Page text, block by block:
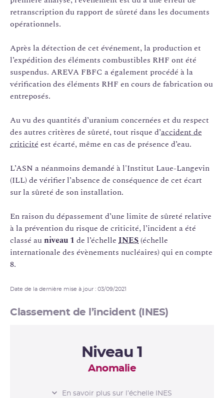
retranscription du rapport de sûreté dans les documents
opérationnels.
Après la détection de cet événement, la production et
l’expédition des éléments combustibles RHF ont été
suspendus. AREVA FBFC a également procédé à la
vérification des éléments RHF en cours de fabrication ou
entreposés.
Au vu des quantités d’uranium concernées et du respect
des autres critères de sûreté, tout risque d’accident de
criticité est écarté, même en cas de présence d’eau.
L’ASN a néanmoins demandé à l'Institut Laue-Langevin
(ILL) de vérifier l’absence de conséquence de cet écart
sur la sûreté de son installation.
En raison du dépassement d’une limite de sûreté relative
à la prévention du risque de criticité, l’incident a été
classé auniveau 1 de l’échelle INES (échelle
internationale des évènements nucléaires) qui en compte
8.
Date de la dernière mise à jour : 03/09/2021
Classement de l’incident (INES)
Niveau 1
Anomalie
L’ÉCHELLE INES
En savoir plus sur l’échelle INES